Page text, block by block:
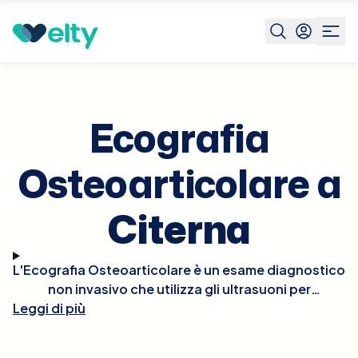
Prenota visita Citerna
Ecografia
Osteoarticolare a
Citerna
L'Ecografia Osteoarticolare è un esame diagnostico
non invasivo che utilizza gli ultrasuoni per
visualizzare le articolazioni, i legamenti, i tendini e i
Leggi di più